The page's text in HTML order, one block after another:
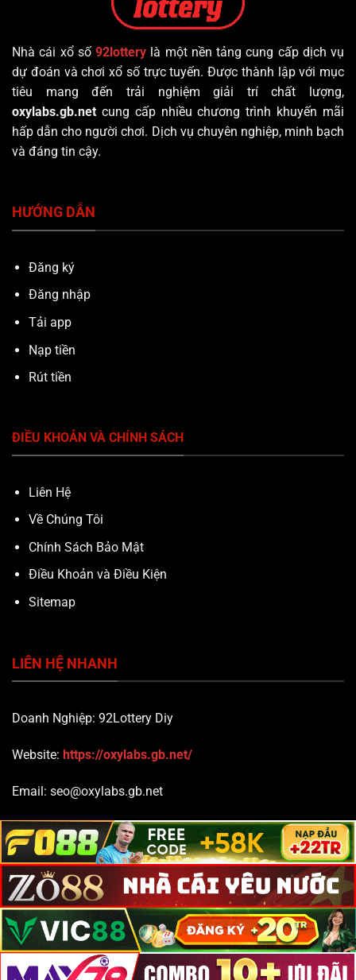
Nhà cái xổ số 92lottery là một nền tảng cung cấp dịch vụ
dự đoán và chơi xổ số trực tuyến. Được thành lập với mục
tiêu mang đến trải nghiệm giải trí chất lượng,
oxylabs.gb.net cung cấp nhiều chương trình khuyến mãi
hấp dẫn cho người chơi. Dịch vụ chuyên nghiệp, minh bạch
và đáng tin cậy.
HƯỚNG DẪN
Đăng ký
Đăng nhập
Tải app
Nạp tiền
Rút tiền
ĐIỀU KHOẢN VÀ CHÍNH SÁCH
Liên Hệ
Về Chúng Tôi
Chính Sách Bảo Mật
Điều Khoản và Điều Kiện
Sitemap
LIÊN HỆ NHANH
Doanh Nghiệp: 92Lottery Diy
Website: https://oxylabs.gb.net/
Email: seo@oxylabs.gb.net
Hotline:090 696 15 68
Địa Chỉ:4 Bà Hom, Phường 14, Quận 6, Hồ Chí Minh, Việt
Nam
Copyright 2026 © oxylabs.gb.net